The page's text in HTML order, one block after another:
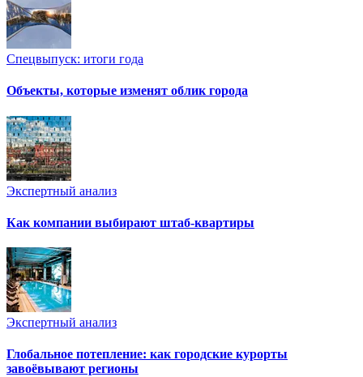
Спецвыпуск: итоги года
Объекты, которые изменят облик города
Экспертный анализ
Как компании выбирают штаб-квартиры
Экспертный анализ
Глобальное потепление: как городские курорты
завоёвывают регионы